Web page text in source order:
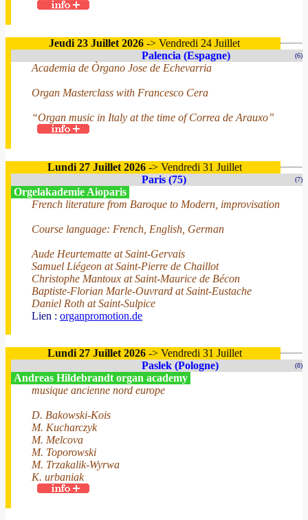
Jeudi 23 Juillet 2026 -> Vendredi 24 Juillet
Palencia (Espagne)
(6)
Academia de Òrgano Jose de Echevarria
Organ Masterclass with Francesco Cera
“Organ music in Italy at the time of Correa de Arauxo”
Lundi 27 Juillet 2026-> Vendredi 31 Juillet
Paris (75)
(7)
Orgelakademie Aioparis
French literature from Baroque to Modern, improvisation
Course language: French, English, German
Aude Heurtematte at Saint-Gervais
Samuel Liégeon at Saint-Pierre de Chaillot
Christophe Mantoux at Saint-Maurice de Bécon
Baptiste-Florian Marle-Ouvrard at Saint-Eustache
Daniel Roth at Saint-Sulpice
Lien : organpromotion.de
Lundi 27 Juillet 2026-> Vendredi 31 Juillet
Paslek (Pologne)
(8)
Andreas Hildebrandt organ academy
musique ancienne nord europe
D. Bakowski-Kois
M. Kucharczyk
M. Melcova
M. Toporowski
M. Trzakalik-Wyrwa
K. urbaniak